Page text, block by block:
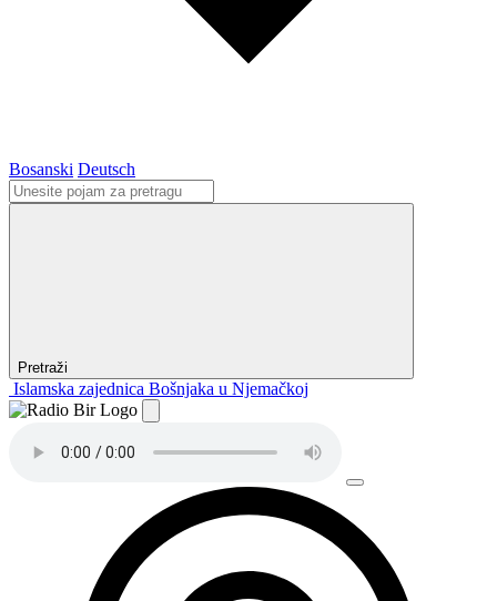
Bosanski Deutsch
Pretraži
Islamska zajednica Bošnjaka u Njemačkoj